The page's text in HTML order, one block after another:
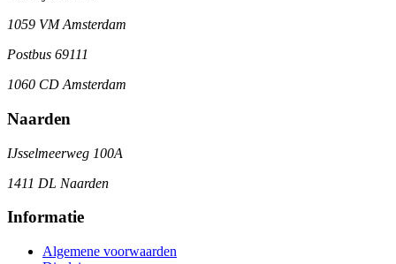
1059 VM Amsterdam
Postbus 69111
1060 CD Amsterdam
Naarden
IJsselmeerweg 100A
1411 DL Naarden
Informatie
Algemene voorwaarden